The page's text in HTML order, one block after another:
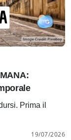
Prima il
19/07/2026